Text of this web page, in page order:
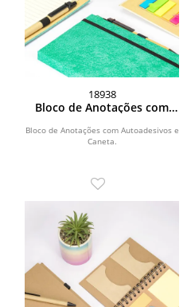
18938
Bloco de Anotações com
Bloco de Anotações com Autoadesivos e
Caneta.